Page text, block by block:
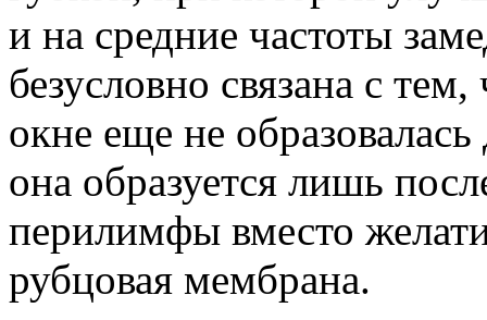
и на средние частоты
безусловно связана с
окне еще не
она образуется лишь
перилимфы вместо
рубцовая мембрана.